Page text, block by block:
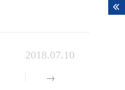
2018.07.10